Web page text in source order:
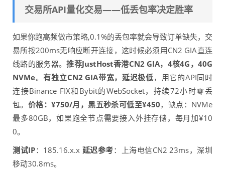
交易所API量化交易——低丢包率决定胜率
如果你跑高频做市策略,0.1%的丢包率就会导致订单缺失，交
易所按200ms无响应断开连接，这时候必须用CN2 GIA直连
线路的服务器。推荐JustHost香港CN2 GIA，4核4G，40G
NVMe。有独立CN2 GIA带宽，延迟极低，用它的API同时
连接Binance FIX和Bybit的WebSocket，持续72小时零丢
包。 价格：¥750/月，黑五秒杀可低至¥450，缺点：NVMe
最多80GB，如果跑全节点需要接入外挂存储，每月加¥10
0。
测试IP：185.16.x.x 延迟参考：上海电信CN2 23ms，深圳
移动30.8ms。